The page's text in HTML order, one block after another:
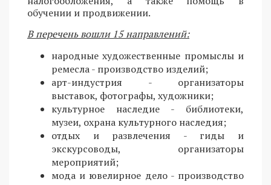
обучении и продвижении.
В перечень вошли 15 направлений:
народные художественные промыслы и
ремесла - производство изделий;
арт-индустрия - организаторы
выставок, фотографы, художники;
культурное наследие - библиотеки,
музеи, охрана культурного наследия;
отдых и развлечения - гиды и
экскурсоводы, организаторы
мероприятий;
мода и ювелирное дело - производство